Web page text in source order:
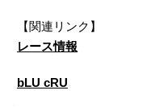
【関連リンク】
レース情報
bLU cRU